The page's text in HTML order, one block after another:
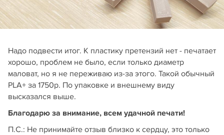
Надо подвести итог. К пластику претензий нет - печатает
хорошо, проблем не было, если только диаметр
маловат, но я не переживаю из-за этого. Такой обычный
PLA+ за 1750р. По упаковке и внешнему виду
высказался выше.
Благодарю за внимание, всем удачной печати!
П.С.: Не принимайте отзыв близко к сердцу, это только